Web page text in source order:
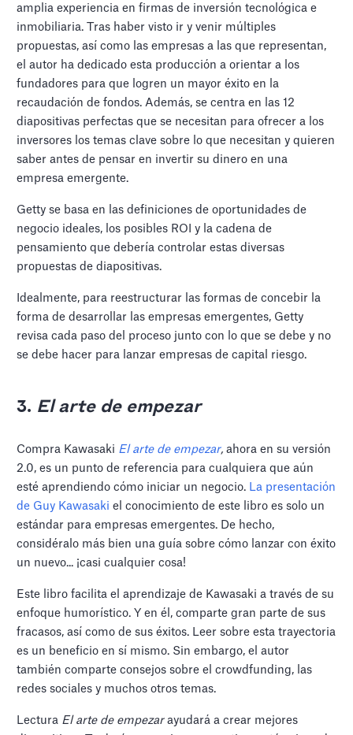
amplia experiencia en firmas de inversión tecnológica e
inmobiliaria. Tras haber visto ir y venir múltiples
propuestas, así como las empresas a las que representan,
el autor ha dedicado esta producción a orientar a los
fundadores para que logren un mayor éxito en la
recaudación de fondos. Además, se centra en las 12
diapositivas perfectas que se necesitan para ofrecer a los
inversores los temas clave sobre lo que necesitan y quieren
saber antes de pensar en invertir su dinero en una
empresa emergente.
Getty se basa en las definiciones de oportunidades de
negocio ideales, los posibles ROI y la cadena de
pensamiento que debería controlar estas diversas
propuestas de diapositivas.
Idealmente, para reestructurar las formas de concebir la
forma de desarrollar las empresas emergentes, Getty
revisa cada paso del proceso junto con lo que se debe y no
se debe hacer para lanzar empresas de capital riesgo.
3. El arte de empezar
Compra Kawasaki El arte de empezar, ahora en su versión
2.0, es un punto de referencia para cualquiera que aún
esté aprendiendo cómo iniciar un negocio. La presentación
de Guy Kawasaki el conocimiento de este libro es solo un
estándar para empresas emergentes. De hecho,
considéralo más bien una guía sobre cómo lanzar con éxito
un nuevo... ¡casi cualquier cosa!
Este libro facilita el aprendizaje de Kawasaki a través de su
enfoque humorístico. Y en él, comparte gran parte de sus
fracasos, así como de sus éxitos. Leer sobre esta trayectoria
es un beneficio en sí mismo. Sin embargo, el autor
también comparte consejos sobre el crowdfunding, las
redes sociales y muchos otros temas.
Lectura El arte de empezarayudará a crear mejores